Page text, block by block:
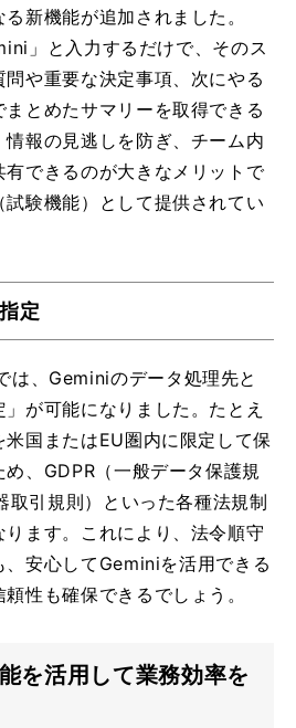
新機能が追加されました。
」と入力するだけで、そのス
や重要な決定事項、次にやる
とめたサマリーを取得できる
報の見逃しを防ぎ、チーム内
できるのが大きなメリットで
試験機能）として提供されてい
定
、Geminiのデータ処理先と
が可能になりました。たとえ
国またはEU圏内に限定して保
、GDPR（一般データ保護規
取引規則）といった各種法規制
ます。これにより、法令順守
、安心してGeminiを活用できる
性も確保できるでしょう。
を活用して業務効率を